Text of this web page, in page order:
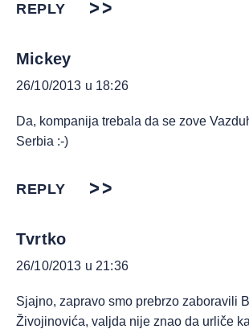
REPLY
Mickey
26/10/2013 u 18:26
Da, kompanija trebala da se zove
Serbia :-)
REPLY
Tvrtko
26/10/2013 u 21:36
Sjajno, zapravo smo prebrzo zaboravili
Živojinovića, valjda nije znao da urliče